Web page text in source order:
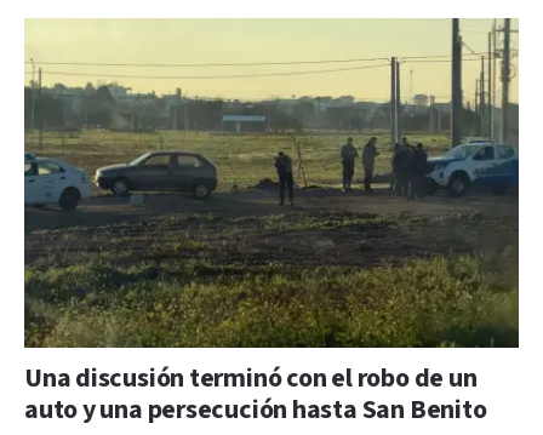
Una discusión terminó con el robo de un
auto y una persecución hasta San Benito